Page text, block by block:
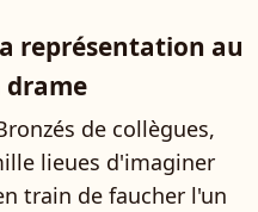
représentation au
drame
de collègues,
lieues d'imaginer
train de faucher l'un